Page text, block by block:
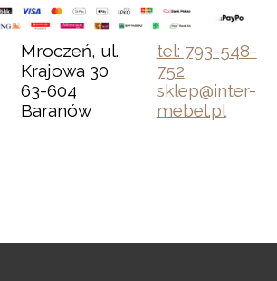
Mroczeń, ul.
Krajowa 30
63-604
Baranów
tel: 793-548-
752
sklep@inter-
mebel.pl